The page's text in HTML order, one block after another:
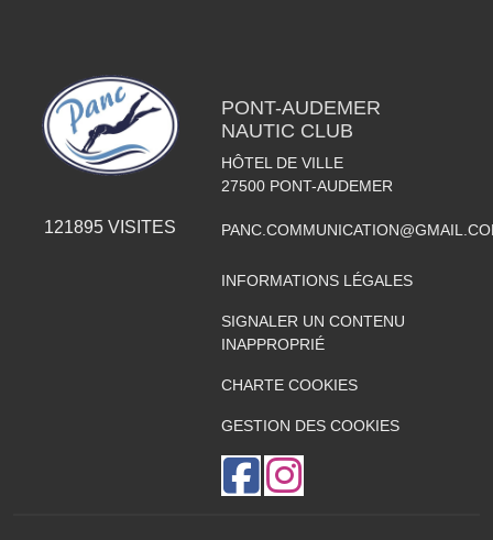
121895 VISITES
PONT-AUDEMER
NAUTIC CLUB
HÔTEL DE VILLE
27500 PONT-AUDEMER
INFORMATIONS LÉGALES
SIGNALER UN CONTENU
INAPPROPRIÉ
CHARTE COOKIES
GESTION DES COOKIES